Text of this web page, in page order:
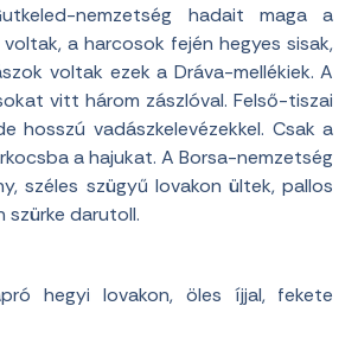
nemzetség hadait maga a
a harcosok fején hegyes sisak,
voltak ezek a Dráva-mellékiek. A
vitt három zászlóval. Felső-tiszai
hosszú vadászkelevézekkel. Csak a
a hajukat. A Borsa-nemzetség
széles szügyű lovakon ültek, pallos
szürke darutoll.
hegyi lovakon, öles íjjal, fekete